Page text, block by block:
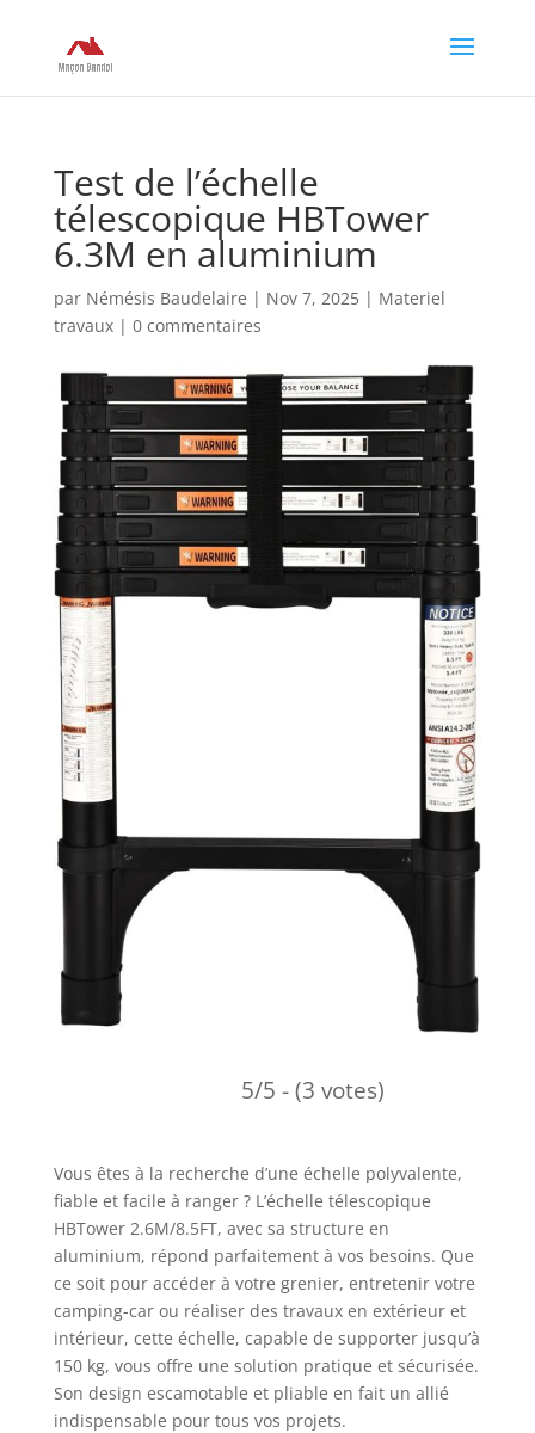
Test de l’échelle
télescopique HBTower
6.3M en aluminium
par Némésis Baudelaire | Nov 7, 2025| Materiel
travaux| 0 commentaires
5/5 - (3 votes)
Vous êtes à la recherche d’une échelle polyvalente,
fiable et facile à ranger ? L’échelle télescopique
HBTower 2.6M/8.5FT, avec sa structure en
aluminium, répond parfaitement à vos besoins. Que
ce soit pour accéder à votre grenier, entretenir votre
camping-car ou réaliser des travaux en extérieur et
intérieur, cette échelle, capable de supporter jusqu’à
150 kg, vous offre une solution pratique et sécurisée.
Son design escamotable et pliable en fait un allié
indispensable pour tous vos projets.